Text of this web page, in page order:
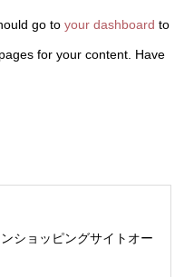
go to your dashboard to
for your content. Have
ショッピングサイトオー